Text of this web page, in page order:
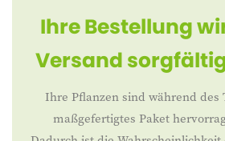
Ihre Bestellung
Versand
Ihre Pflanzen sind während des
maßgefertigtes Paket